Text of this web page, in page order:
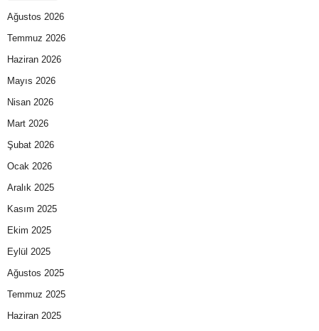
Ağustos 2026
Temmuz 2026
Haziran 2026
Mayıs 2026
Nisan 2026
Mart 2026
Şubat 2026
Ocak 2026
Aralık 2025
Kasım 2025
Ekim 2025
Eylül 2025
Ağustos 2025
Temmuz 2025
Haziran 2025